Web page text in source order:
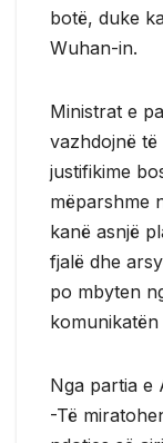
botë, duke
Wuhan-in.
Ministrat e
vazhdojnë
justifikime
mëparshme
kanë asnjë
fjalë dhe
po mbyten
komunikatën
Nga partia e
-Të